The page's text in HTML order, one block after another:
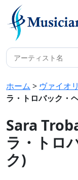
ホーム > ヴァイオ
ラ・トロバック・
Sara
ラ・トロ
ク)